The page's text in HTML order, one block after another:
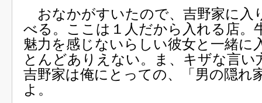
おなかがすいたので、吉野家に入
べる。ここは１人だから入れる店。
魅力を感じないらしい彼女と一緒に
とんどありえない。ま、キザな言い
吉野家は俺にとっての、「男の隠れ
よ。